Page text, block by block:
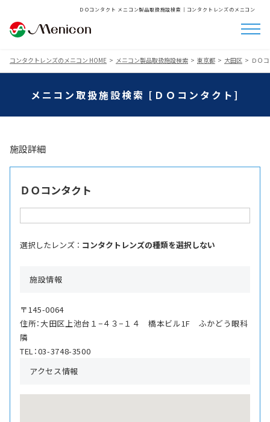
ＤＯコンタクト メニコン製品取扱施設検索│コンタクトレンズのメニコン
コンタクトレンズのメニコン HOME メニコン製品取扱施設検索 東京都 大田区 ＤＯ
メニコン取扱施設検索 [ＤＯコンタクト]
施設詳細
ＤＯコンタクト
選択したレンズ ： コンタクトレンズの種類を選択しない
施設情報
〒145-0064
住所：大田区上池台１−４３−１４ 橋本ビル1F ふかどう眼科
隣
TEL：03-3748-3500
アクセス情報